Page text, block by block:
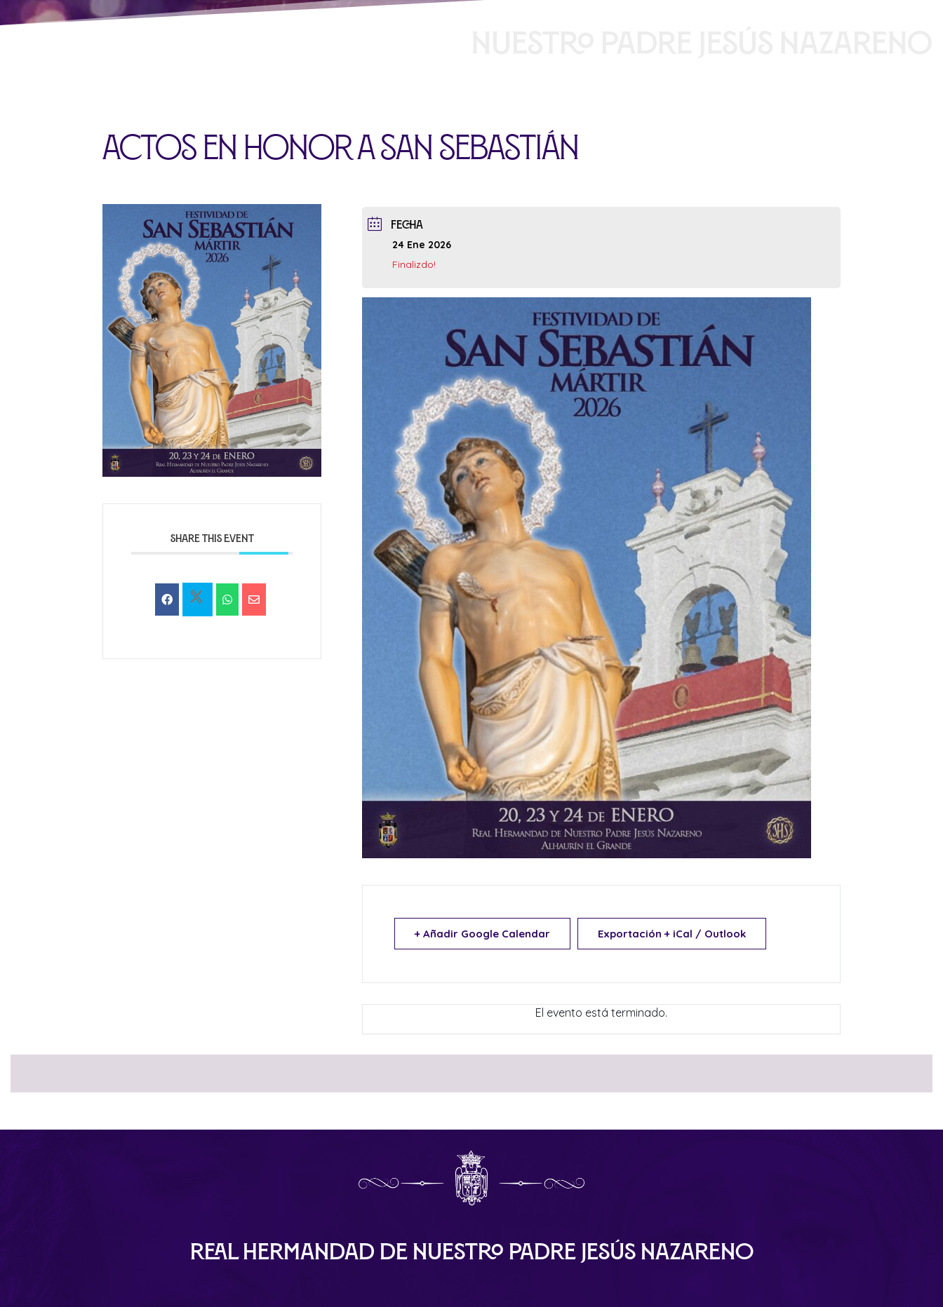
Actos en honor a San Sebastián
SHARE THIS EVENT
FECHA
24 Ene 2026
Finalizdo!
+ Añadir Google Calendar Exportación + iCal / Outlook
El evento está terminado.
Real Hermandad de Nuestro Padre Jesús Nazareno